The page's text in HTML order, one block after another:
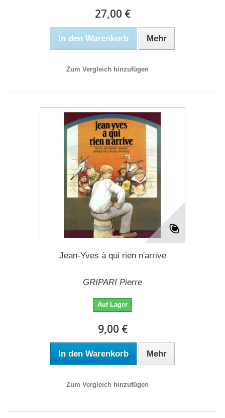
27,00 €
In den Warenkorb Mehr
Zum Vergleich hinzufügen
Jean-Yves à qui rien n'arrive
GRIPARI Pierre
Auf Lager
9,00 €
In den Warenkorb Mehr
Zum Vergleich hinzufügen